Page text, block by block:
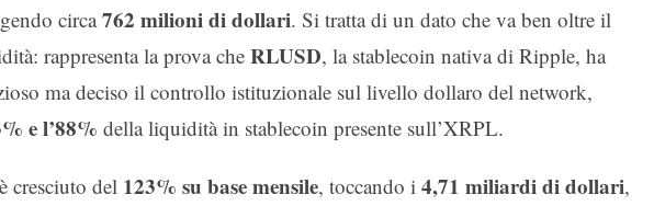
circa762 milioni di dollari. Si tratta di un dato che va ben oltre il
rappresenta la prova cheRLUSD, la stablecoin nativa di Ripple, ha
ma deciso il controllo istituzionale sul livello dollaro del network,
e l’88% della liquidità in stablecoin presente sull’XRPL.
cresciuto del 123% su base mensile, toccando i 4,71 miliardi di dollari,